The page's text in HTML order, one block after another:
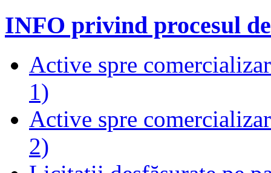
INFO privind procesul
Active spre
1)
Active spre
2)